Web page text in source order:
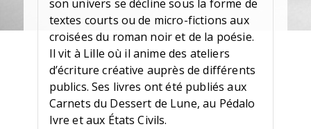
son univers se décline sous la forme de
textes courts ou de micro-fictions aux
croisées du roman noir et de la poésie.
Il vit à Lille où il anime des ateliers
d’écriture créative auprès de différents
publics. Ses livres ont été publiés aux
Carnets du Dessert de Lune, au Pédalo
Ivre et aux États Civils.